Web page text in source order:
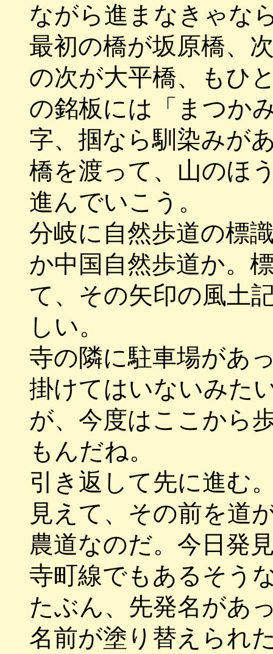
ながら進まなきゃな
最初の橋が坂原橋、
の次が大平橋、もひ
の銘板には「まつか
字、掴なら馴染みが
橋を渡って、山のほ
進んでいこう。
分岐に自然歩道の標
か中国自然歩道か。
て、その矢印の風土
しい。
寺の隣に駐車場があ
掛けてはいないみた
が、今度はここから
もんだね。
引き返して先に進む
見えて、その前を道
農道なのだ。今日発
寺町線でもあるそう
たぶん、先発名があ
名前が塗り替えられ